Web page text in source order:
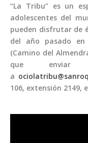
“La Tribu” es un
adolescentes del
pueden disfrutar de
del año pasado en
(Camino del
que enviar
a
106, extensión 2149,